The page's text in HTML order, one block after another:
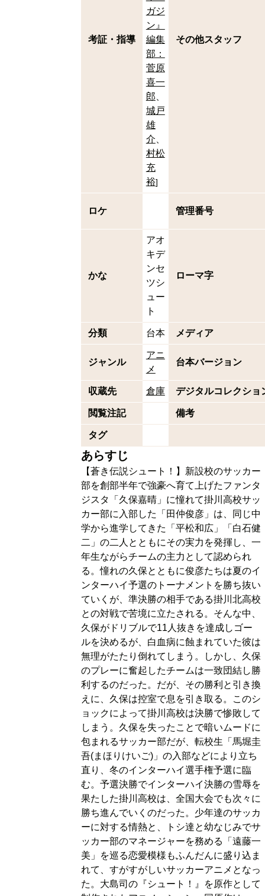
考証・指導
ガジ
ン』
編集
部：
菅原
喜一
郎
城戸
雄
介
村松
充
裕]
その他スタッフ
ロケ 管理番号
かな
アオ
キデ
ンセ
ツシ
ュー
ト
ローマ字
分類 台本 メディア
ジャンル
アニ
メ
台本バージョン
収蔵先 倉庫 デジタルコレクショ
閲覧注記 備考
タグ
あらすじ
【蒼き伝説シュート！】新設校のサッカー
部を創部半年で強豪へ育て上げたファンタ
ジスタ「久保嘉晴」に憧れて掛川高校サッ
カー部に入部した「田仲俊彦」は、同じ中
学から進学してきた「平松和広」「白石健
二」の二人とともにその実力を発揮し、一
年生ながらチームの主力として認められ
る。憧れの久保とともに俊彦たちは夏のイ
ンターハイ予選のトーナメントを勝ち抜い
ていくが、準決勝の相手である掛川北高校
との対戦で苦境に立たされる。そんな中、
久保がドリブルで11人抜きを達成しゴー
ルを決めるが、白血病に蝕まれていた彼は
無理がたたり倒れてしまう。しかし、久保
のプレーに奮起したチームは一致団結し勝
利するのだった。だが、その勝利と引き換
えに、久保は控室で息を引き取る。このシ
ョックによって掛川高校は決勝で惨敗して
しまう。久保を失ったことで暗いムードに
包まれるサッカー部だが、転校生「馬堀圭
吾(まほりけいご)」の入部などにより立ち
直り、冬のインターハイ選手権予選に臨
む。予選決勝でインターハイ決勝の雪辱を
果たした掛川高校は、全国大会でも次々に
勝ち進んでいくのだった。少年達のサッカ
ーに対する情熱と、トシ達と幼なじみでサ
ッカー部のマネージャーを務める「遠藤一
美」を巡る恋愛模様もふんだんに盛り込ま
れて、すがすがしいサッカーアニメとなっ
た。大島司の『シュート！』を原作として